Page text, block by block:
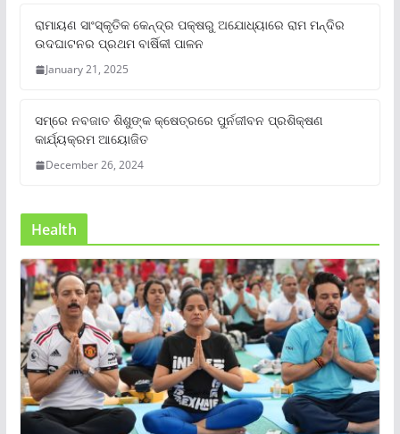
ରାମାୟଣ ସାଂସ୍କୃତିକ କେନ୍ଦ୍ର ପକ୍ଷରୁ ଅଯୋଧ୍ୟାରେ ରାମ ମନ୍ଦିର
ଉଦଘାଟନର ପ୍ରଥମ ବାର୍ଷିକୀ ପାଳନ
January 21, 2025
ସମ୍‌ରେ ନବଜାତ ଶିଶୁଙ୍କ କ୍ଷେତ୍ରରେ ପୁର୍ନଜୀବନ ପ୍ରଶିକ୍ଷଣ
କାର୍ଯ୍ୟକ୍ରମ ଆୟୋଜିତ
December 26, 2024
Health